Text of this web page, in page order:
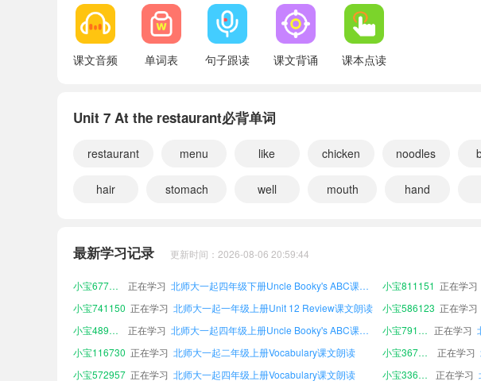
翻
课文音频 单词表 句子跟读 课文背诵 课本点读
Unit 7 At the restaurant必背单词
restaurant menu like chicken noodles
hair stomach well mouth hand
最新学习记录 更新时间：2026-08-06 20:59:44
正在学习
小宝677210
正在学习 北师大一起四年级下册Uncle Booky's ABC课文朗读 小宝811151 正在学习
小宝741150 正在学习 北师大一起一年级上册Unit 12 Review课文朗读 小宝586123 正在学习
小宝489330
正在学习 北师大一起四年级上册Uncle Booky's ABC课文朗读 小宝791040 正在学习
小宝116730 正在学习 北师大一起二年级上册Vocabulary课文朗读 小宝367199 正在学习
小宝572957 正在学习 北师大一起四年级上册Vocabulary课文朗读 小宝336776 正在学习